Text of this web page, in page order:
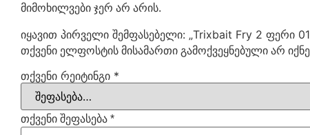
მიმოხილვები ჯერ არ არის.
იყავით პირველი შემფასებელი: „Trixbait Fry 2 ფერი
თქვენი ელფოსტის მისამართი გამოქვეყნებული არ
თქვენი რეიტინგი *
თქვენი შეფასება *